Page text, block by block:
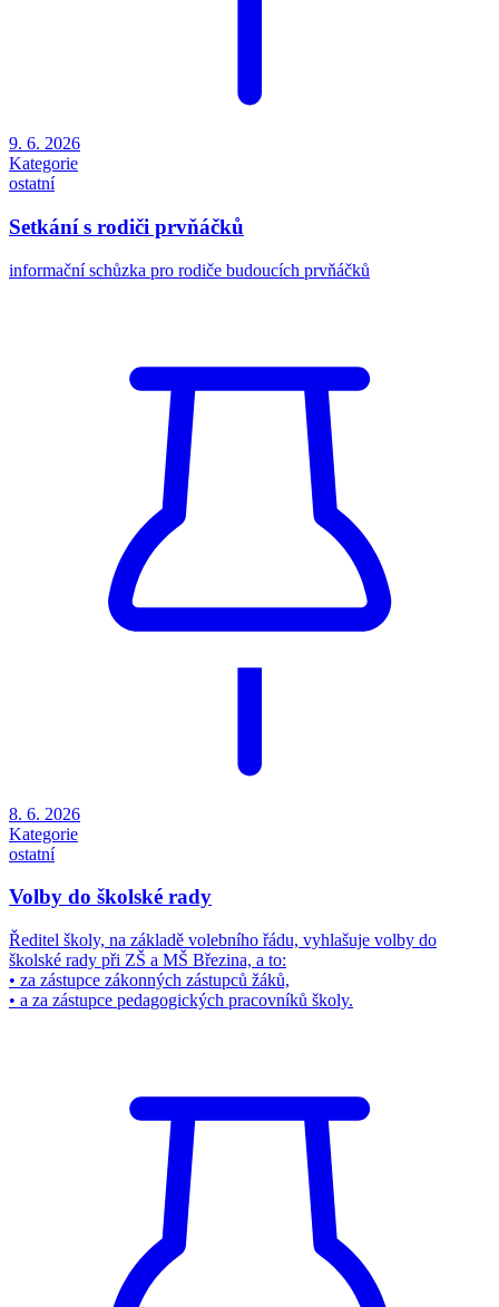
9. 6. 2026
Kategorie
ostatní
Setkání s rodiči prvňáčků
informační schůzka pro rodiče budoucích prvňáčků
8. 6. 2026
Kategorie
ostatní
Volby do školské rady
Ředitel školy, na základě volebního řádu, vyhlašuje volby do
školské rady při ZŠ a MŠ Březina, a to:
• za zástupce zákonných zástupců žáků,
• a za zástupce pedagogických pracovníků školy.